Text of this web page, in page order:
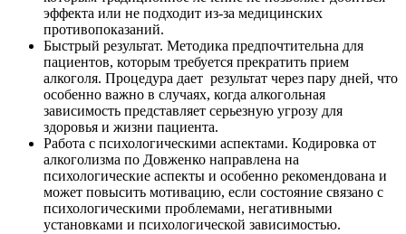
эффекта или не подходит из-за медицинских
противопоказаний.
Быстрый результат. Методика предпочтительна для
пациентов, которым требуется прекратить прием
алкоголя. Процедура дает результат через пару дней, что
особенно важно в случаях, когда алкогольная
зависимость представляет серьезную угрозу для
здоровья и жизни пациента.
Работа с психологическими аспектами. Кодировка от
алкоголизма по Довженко направлена на
психологические аспекты и особенно рекомендована и
может повысить мотивацию, если состояние связано с
психологическими проблемами, негативными
установками и психологической зависимостью.